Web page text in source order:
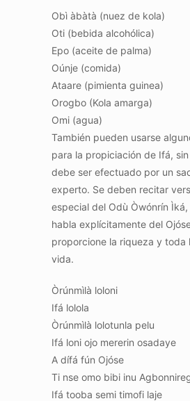
Obì àbàtà (nuez de kola)
Oti (bebida alcohólica)
Epo (aceite de palma)
Oúnje (comida)
Ataare (pimienta guinea)
Orogbo (Kola amarga)
Omi (agua)
También pueden usarse
para la propiciación de Ifá,
debe ser efectuado por un
experto. Se deben recitar
especial del Odù Òwónrín
habla explícitamente del
proporcione la riqueza y toda
vida.
Òrúnmìlà loloni
Ifá lolola
Òrúnmìlà lolotunla pelu
Ifá loni ojo mererin osadaye
A dífá fún Ojóse
Ti nse omo bibi inu
Ifá tooba semi timofi laje